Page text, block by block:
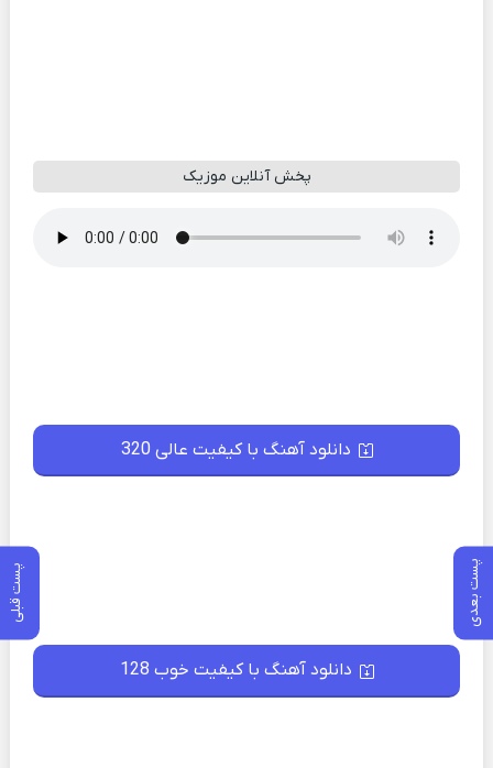
پست بعدی پست قبلی
پخش آنلاین موزیک
دانلود آهنگ با کیفیت عالی 320
دانلود آهنگ با کیفیت خوب 128